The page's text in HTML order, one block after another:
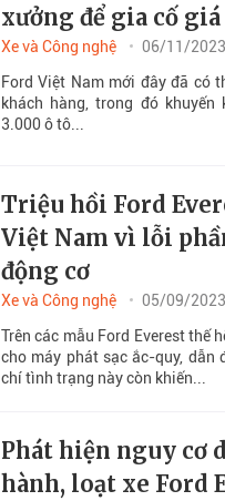
xưởng để gia cố
Xe và Công nghệ
06/11/
Ford Việt Nam mới đây đã có
khách hàng, trong đó
3.000 ô tô...
Triệu hồi Ford
Việt Nam vì lỗi
động cơ
Xe và Công nghệ
05/09/
Trên các mẫu Ford Everest thế
cho máy phát sạc ắc-quy, dẫn
chí tình trạng này còn khiến...
Phát hiện nguy cơ
hành, loạt xe Ford